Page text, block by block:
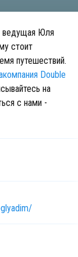
ведущая Юля
стоит
путешествий.
Double
на
с нами -